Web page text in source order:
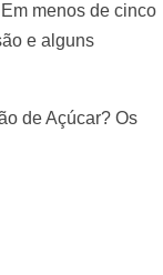
menos de cinco
e alguns
de Açúcar? Os